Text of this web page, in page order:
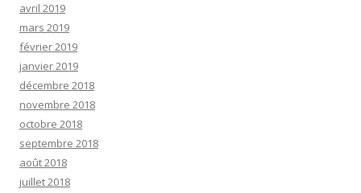
avril 2019
mars 2019
février 2019
janvier 2019
décembre 2018
novembre 2018
octobre 2018
septembre 2018
août 2018
juillet 2018